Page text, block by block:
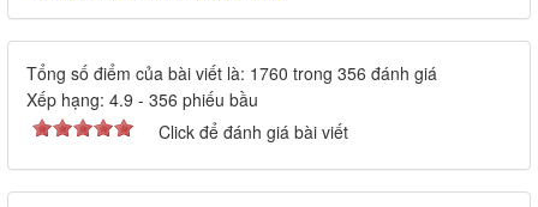
Tổng số điểm của bài viết là: 1760 trong 356 đánh giá
Xếp hạng: 4.9 - 356 phiếu bầu
Click để đánh giá bài viết